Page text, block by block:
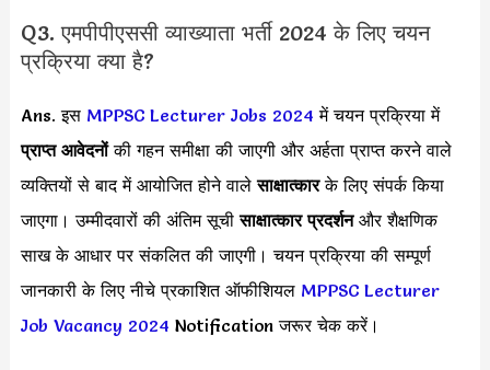
Q3. एमपीपीएससी व्याख्याता भर्ती 2024 के लिए चयन
प्रक्रिया क्या है?
Ans. इस MPPSC Lecturer Jobs 2024 में चयन प्रक्रिया में
प्राप्त आवेदनोंकी गहन समीक्षा की जाएगी और अर्हता प्राप्त करने वाले
व्यक्तियों से बाद में आयोजित होने वालेसाक्षात्कारके लिए संपर्क किया
जाएगा। उम्मीदवारों की अंतिम सूचीसाक्षात्कार प्रदर्शनऔर शैक्षणिक
साख के आधार पर संकलित की जाएगी। चयन प्रक्रिया की सम्पूर्ण
जानकारी के लिए नीचे प्रकाशित ऑफीशियल MPPSC Lecturer
Job Vacancy 2024 Notification जरूर चेक करें।